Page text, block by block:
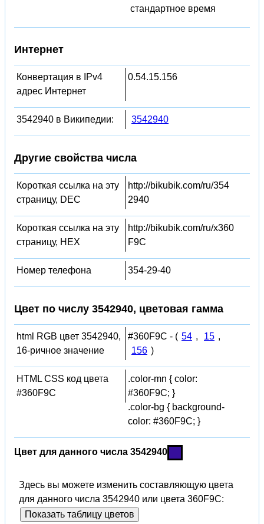
стандартное время
Интернет
Конвертация в IPv4
адрес Интернет
0.54.15.156
3542940 в Википедии: 3542940
Другие свойства числа
Короткая ссылка на эту
страницу, DEC
http://bikubik.com/ru/354
2940
Короткая ссылка на эту
страницу, HEX
http://bikubik.com/ru/x360
F9C
Номер телефона 354-29-40
Цвет по числу 3542940, цветовая гамма
html RGB цвет 3542940,
16-ричное значение
#360F9C - ( 54 , 15 ,
156 )
HTML CSS код цвета
#360F9C
.color-mn { color:
#360F9C; }
.color-bg { background-
color: #360F9C; }
Цвет для данного числа 3542940
Здесь вы можете изменить составляющую цвета
для данного числа 3542940 или цвета 360F9C:
Показать таблицу цветов